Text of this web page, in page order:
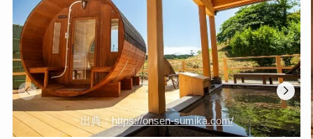
出典：https://onsen-sumika.com/